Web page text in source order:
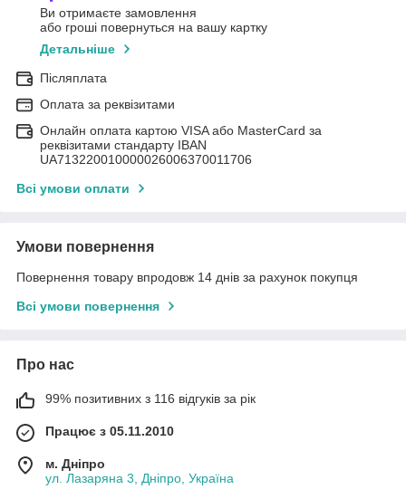
Ви отримаєте замовлення
або гроші повернуться на вашу картку
Детальніше
Післяплата
Оплата за реквізитами
Онлайн оплата картою VISA або MasterCard за
реквізитами стандарту IBAN
UA713220010000026006370011706
Всі умови оплати
Умови повернення
Повернення товару впродовж 14 днів за рахунок покупця
Всі умови повернення
Про нас
99% позитивних з 116 відгуків за рік
Працює з 05.11.2010
м. Дніпро
ул. Лазаряна 3, Дніпро, Україна